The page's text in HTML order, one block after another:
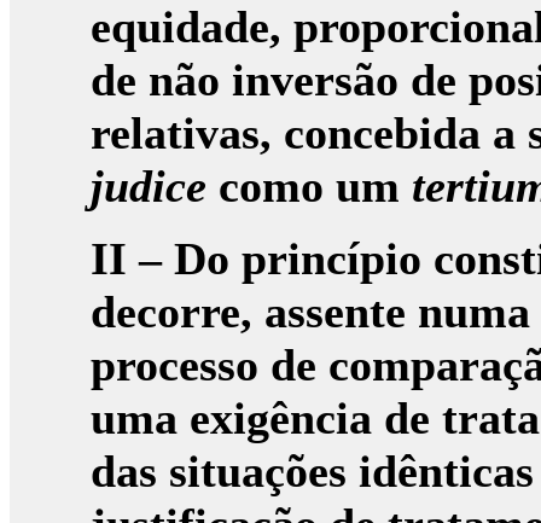
equidade,
de não inversão de
relativas, concebida a
judice comoum
II – Do princípio
decorre, assente
processo de
uma exigência de
das situações